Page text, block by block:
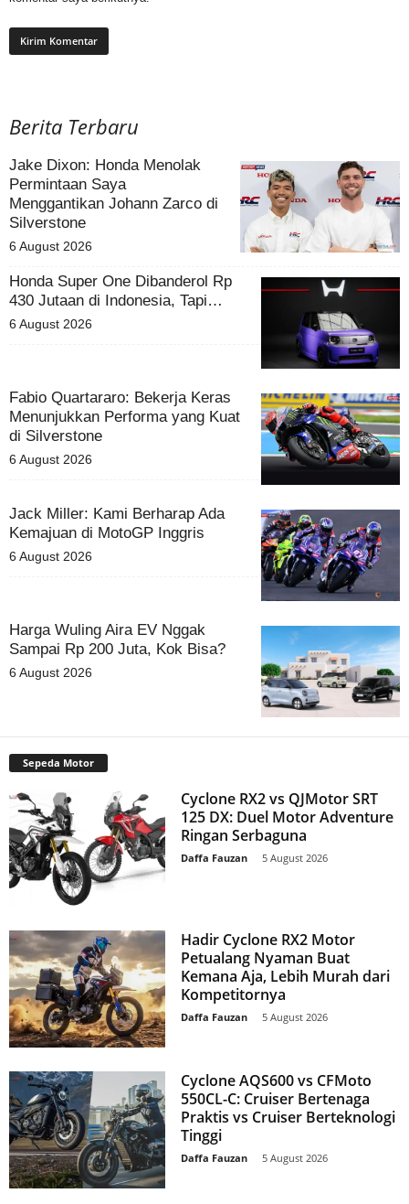
Berita Terbaru
Jake Dixon: Honda Menolak
Permintaan Saya
Menggantikan Johann Zarco di
Silverstone
6 August 2026
Honda Super One Dibanderol Rp
430 Jutaan di Indonesia, Tapi…
6 August 2026
Fabio Quartararo: Bekerja Keras
Menunjukkan Performa yang Kuat
di Silverstone
6 August 2026
Jack Miller: Kami Berharap Ada
Kemajuan di MotoGP Inggris
6 August 2026
Harga Wuling Aira EV Nggak
Sampai Rp 200 Juta, Kok Bisa?
6 August 2026
Sepeda Motor
Cyclone RX2 vs QJMotor SRT
125 DX: Duel Motor Adventure
Ringan Serbaguna
Daffa Fauzan 5 August 2026
Hadir Cyclone RX2 Motor
Petualang Nyaman Buat
Kemana Aja, Lebih Murah dari
Kompetitornya
Daffa Fauzan 5 August 2026
Cyclone AQS600 vs CFMoto
550CL-C: Cruiser Bertenaga
Praktis vs Cruiser Berteknologi
Tinggi
Daffa Fauzan 5 August 2026